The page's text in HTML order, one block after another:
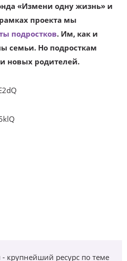
«Измени одну жизнь» и
проекта мы
подростков. Им, как и
семьи. Но подросткам
новых родителей.
крупнейший ресурс по теме